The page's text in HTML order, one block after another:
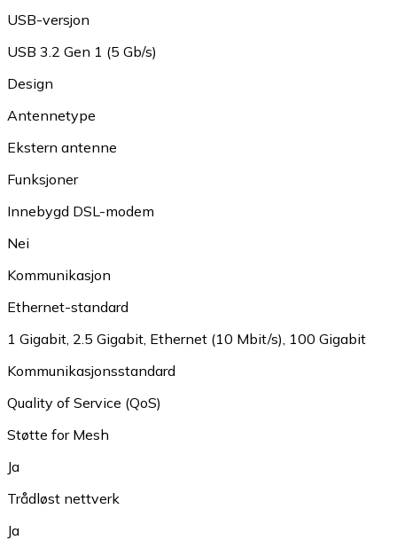
USB-versjon
USB 3.2 Gen 1 (5 Gb/s)
Design
Antennetype
Ekstern antenne
Funksjoner
Innebygd DSL-modem
Nei
Kommunikasjon
Ethernet-standard
1 Gigabit, 2.5 Gigabit, Ethernet (10 Mbit/s), 100 Gigabit
Kommunikasjonsstandard
Quality of Service (QoS)
Støtte for Mesh
Ja
Trådløst nettverk
Ja